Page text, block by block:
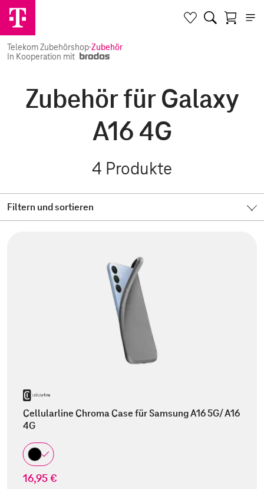
Telekom Zubehörshop·Zubehör
In Kooperation mit
Zubehör für Galaxy
A16 4G
4 Produkte
Filtern und sortieren
Cellularline Chroma Case für Samsung A16 5G/ A16
4G
16,95 €